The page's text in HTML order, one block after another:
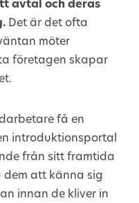
avtal och deras
Det är det ofta
möter
företagen skapar
få en
introduktionsportal
från sitt framtida
att känna sig
innan de kliver in